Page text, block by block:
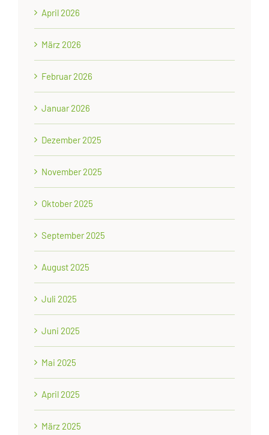
April 2026
März 2026
Februar 2026
Januar 2026
Dezember 2025
November 2025
Oktober 2025
September 2025
August 2025
Juli 2025
Juni 2025
Mai 2025
April 2025
März 2025